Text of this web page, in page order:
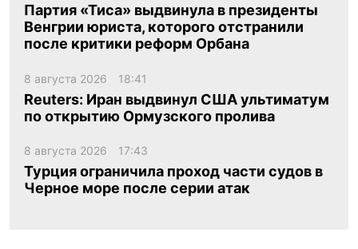
Партия «Тиса» выдвинула в президенты
Венгрии юриста, которого отстранили
после критики реформ Орбана
8 августа 2026 18:41
Reuters: Иран выдвинул США ультиматум
по открытию Ормузского пролива
8 августа 2026 17:43
Турция ограничила проход части судов в
Черное море после серии атак